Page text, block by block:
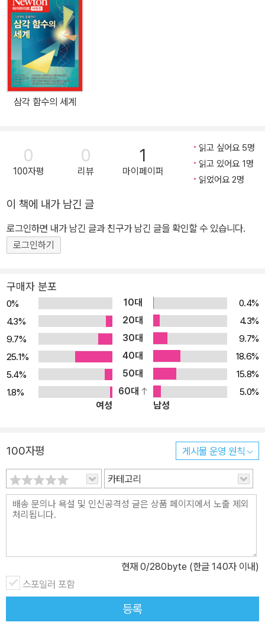
략된 정보와 애매한 정보가 바탕이 된 판단과 추리도 올바르지 않은
경우가 많다. 1장에서는 논리적으로 생각하기란 어떤 것인지 기본적
인 규칙을 설명한다. 2장에서는 이른바 삼단 논법을 소개한다. 어떤
사항을 추리하기 위해서는 그 전제가 되는 재료가 필요하지만, 재료
가 잘못되면 올바르지 않은 결론에 도달하는 경우도 많다. 올바른 추
론 방법은 무엇인지를 생각한다. 이어서 3장에서는 논리를 수학적으
로 다루는 방법을 소개한다. 19세기부터 20세기에 걸쳐 논리학은 애
게 변화시켰다. 기호를 사용해 논리를 나타내면 정확성을 더 증대시
킬 수 있다. 또 확률을 사용한 논리적 사고 방법도 소개했다. 4장에서
는 논리학이 AI(인공 지능)의 과학에 어떤 영향을 주었는지 사례와 함
상대방 주장의 문제를 어떻게 지적하면 토론을 유리하게 전개할 수
있는지를 비롯한 구체적인 방법을 소개한다. 책 내용 중에는 논리적
사고에 필요한 논리 기호와 생소하게 느껴지는 논리학 용어들이 등장
특장 ● 논리란 무엇인가를 알아본다 논리적으로 생각하는 ‘논리적
사고’가 주목받고 있다. 그러나 논리적으로 사물을 생각하고 논리적
으로 사물에 대해 발언한다는 것은 도대체 어떤 것일까? 논리적으로
생각하기란 사고의 순서를 정리해 밝히는 것이고, 그 순서를 정리하
는 학문이 바로 논리학이다. 이 장에서는 논리적으로 생각 한다는 것
이 무엇인지 구체적인 사례를 바탕으로 소개한다. ● 과학적으로 생
각하는 법을 익힌다 누구라도 같은 결론에 이르기 위해서는 어떤 논
리 법칙이 필요할까? 어떤 주어진 판단을 근거로 거기서 다른 새로운
인 관찰과 검증을 되 풀이해 새로운 법칙을 발견하는 과학 분야에서
는 추론을 자주 사용했 으며 논리학도 눈부시게 발전했다. 이 장에서
는 귀납법, 연역법, 삼단 논법 등 2개 이상의 명제를 조합해 이루어지
는 추론을 중심으로 소개 한다. ●수학적으로 생각하는 법을 익힌다 1
9세기부터 20세기 초에 수학이 크게 발전했다. 그래서 문제가 된 것
이 ‘수학적 진리’이다. 지금까지 진리라고 여겨 온 것이 과연 어떤 기
리는 논리 학으로도 생각하게 되었다. 이 장에서는 수학적으로 논리
일상 언어에서는 말의 의미가 여러 가지로 해석되어 애매해지기 때문
에 패러독스나 오류를 일으킬 수 있다. 19세기부터 20세기 에 걸쳐
그런 애매함이 없는 기호로 명제를 적어 나타내는 ‘기호 논리학’이 등
삼각 함수의 세계
0
100자평
0
리뷰
1
마이페이퍼
읽고 싶어요 5명
읽고 있어요 1명
읽었어요 2명
이 책에 내가 남긴 글
로그인하면 내가 남긴 글과 친구가 남긴 글을 확인할 수 있습니다.
로그인하기
구매자 분포
0% 10대
0.4%
4.3%
20대
4.3%
9.7%
30대
9.7%
25.1%
40대
18.6%
5.4%
50대
15.8%
1.8%
60대
5.0%
여성
남성
100자평 게시물 운영 원칙
카테고리
현재 0/280byte (한글 140자 이내)
스포일러 포함
등록